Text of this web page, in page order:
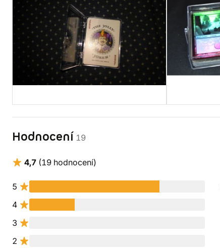
Hodnocení 19
4,7 (19 hodnocení)
5
4
3
2